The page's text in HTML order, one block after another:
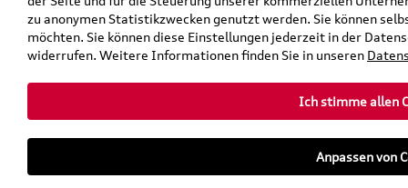
Gerade geschlossen
Verkauf:
Mo. - Fr. 08:00 - 19:00 Uhr Sa. 09:00 - 13:00 Uhr
Service:Mo. - Fr. 06:00 - 20:00 Uhr Sa. 08:00 - 13:00 Uhr
Fahrzeug
Parkhaus
zu anonymen Statistikzwecken genutzt werden. Sie können
möchten. Sie können diese Einstellungen jederzeit in der
widerrufen. Weitere Informationen finden Sie in unseren
Ich stimme allen
Anpassen von